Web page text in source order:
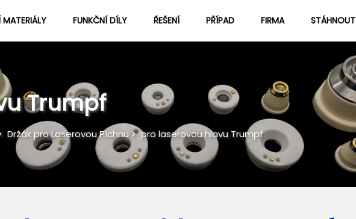
MATERIÁLY FUNKČNÍ DÍLY ŘEŠENÍ PŘÍPAD FIRMA STÁHNOUT
Trumpf
Držák pro Laserovou Píchnu>pro laserovou hlavu Trumpf